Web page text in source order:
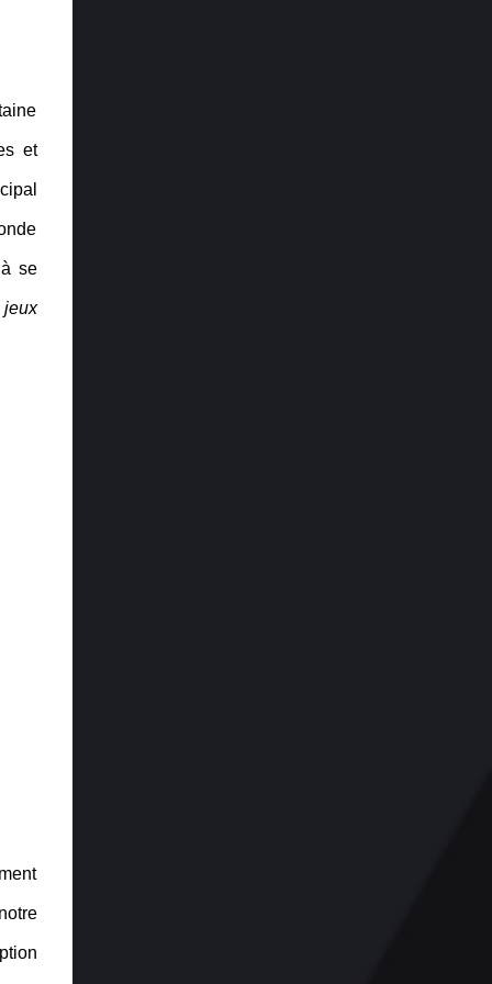
et
se
jeux